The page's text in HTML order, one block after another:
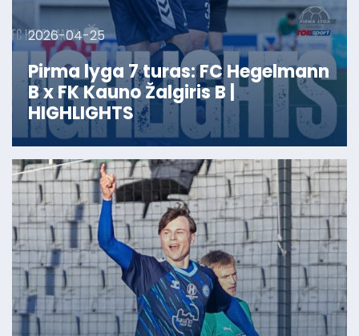
2026-04-25
Pirma lyga 7 turas: FC Hegelmann
B x FK Kauno Žalgiris B |
HIGHLIGHTS